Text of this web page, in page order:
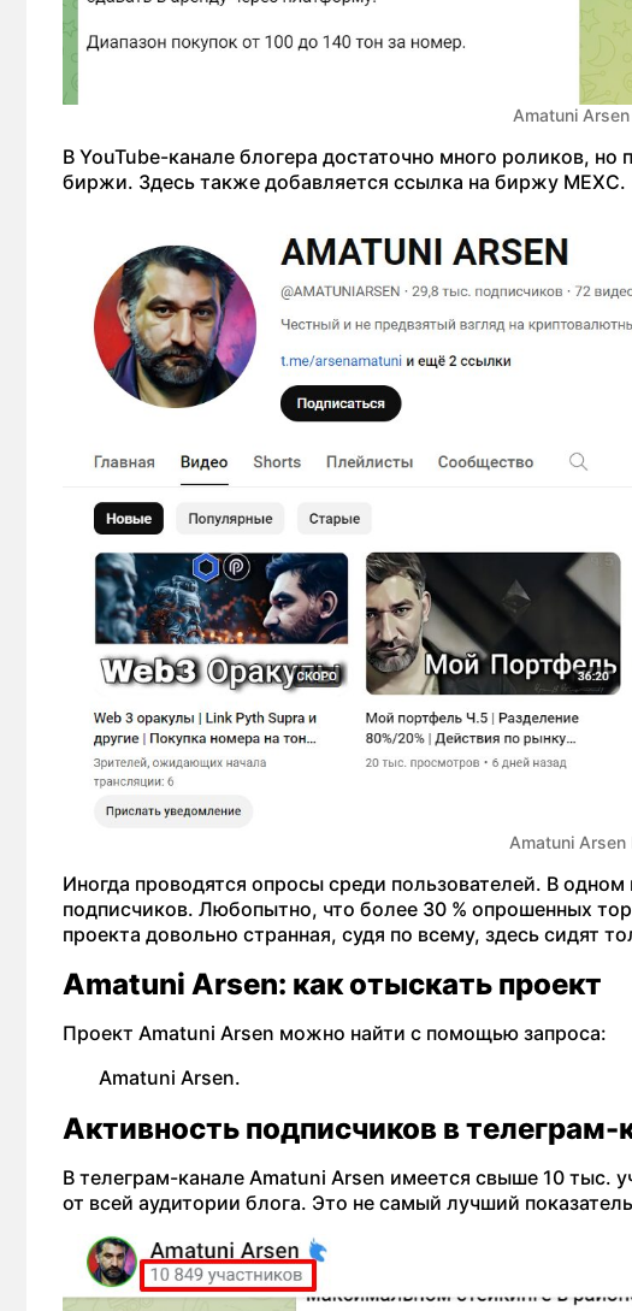
Amatuni
В YouTube-канале блогера достаточно много роликов,
биржи. Здесь также добавляется ссылка на биржу MEXC.
Amatuni
Иногда проводятся опросы среди пользователей. В
подписчиков. Любопытно, что более 30 % опрошенных
проекта довольно странная, судя по всему, здесь сидят
Amatuni Arsen: как отыскать проект
Проект Amatuni Arsen можно найти с помощью запроса:
Amatuni Arsen.
Активность подписчиков в
В телеграм-канале Amatuni Arsen имеется свыше 10 тыс.
от всей аудитории блога. Это не самый лучший